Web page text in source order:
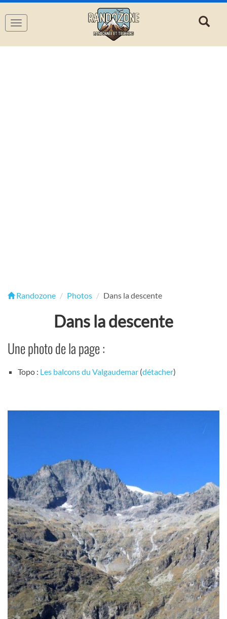
Navigation
Randozone Photos Dans la descente
Dans la descente
Une photo de la page :
Topo : Les balcons du Valgaudemar (détacher)